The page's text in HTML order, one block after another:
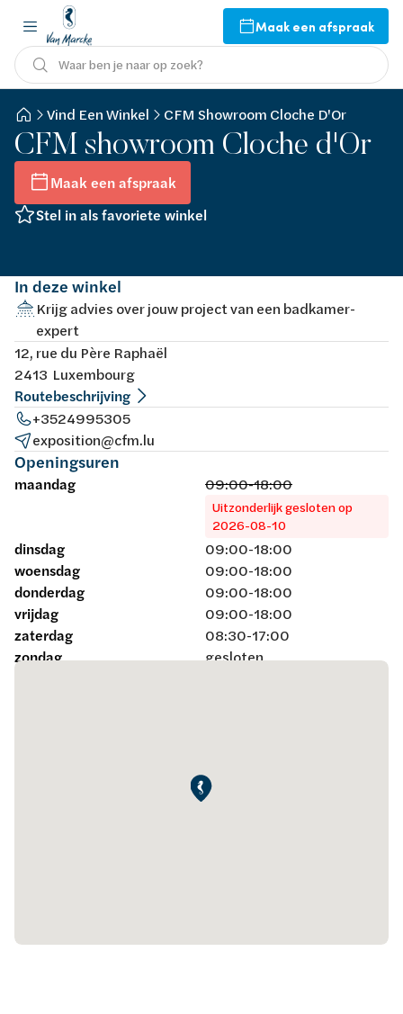
Maak een afspraak
Waar ben je naar op zoek?
Vind Een Winkel CFM Showroom Cloche D'Or
CFM showroom Cloche d'Or
Maak een afspraak
Stel in als favoriete winkel
In deze winkel
Krijg advies over jouw project van een badkamer-
expert
12, rue du Père Raphaël
2413 Luxembourg
Routebeschrijving
+3524995305
exposition@cfm.lu
Openingsuren
maandag 09:00-18:00
Uitzonderlijk gesloten op
2026-08-10
dinsdag 09:00-18:00
woensdag 09:00-18:00
donderdag 09:00-18:00
vrijdag 09:00-18:00
zaterdag 08:30-17:00
zondag gesloten